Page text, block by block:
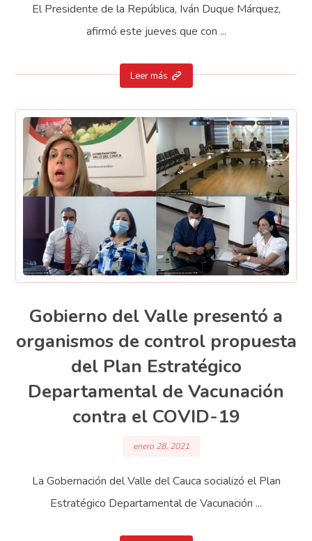
El Presidente de la República, Iván Duque Márquez,
afirmó este jueves que con ...
Leer más
Gobierno del Valle presentó a
organismos de control propuesta
del Plan Estratégico
Departamental de Vacunación
contra el COVID-19
enero 28, 2021
La Gobernación del Valle del Cauca socializó el Plan
Estratégico Departamental de Vacunación ...